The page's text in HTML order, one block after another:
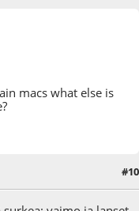
macs what else is
#10